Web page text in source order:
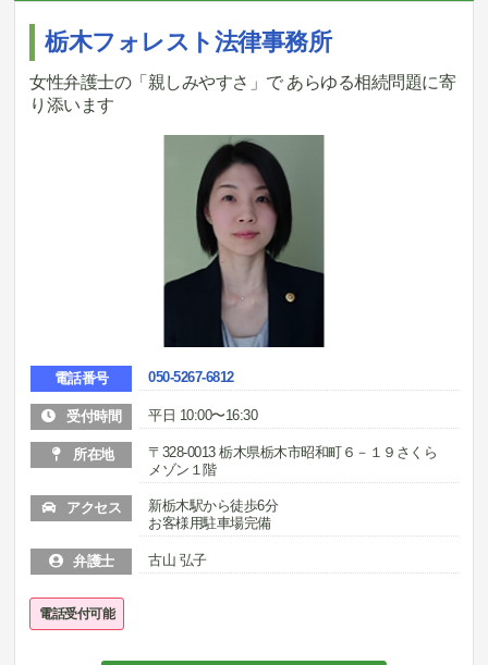
栃木フォレスト法律事務所
女性弁護士の「親しみやすさ」で あらゆる相続問題に寄
り添います
電話番号 050-5267-6812
受付時間 平日 10:00〜16:30
所在地
〒328-0013 栃木県栃木市昭和町６－１９さくら
メゾン１階
アクセス
新栃木駅から徒歩6分
お客様用駐車場完備
弁護士 古山 弘子
電話受付可能